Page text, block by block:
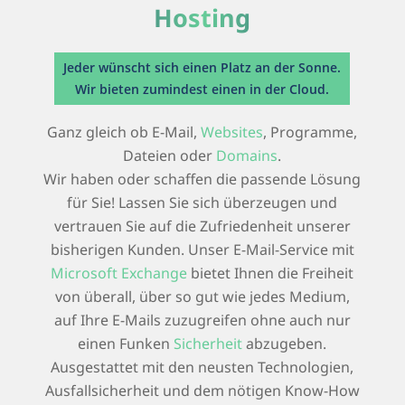
Hosting
Jeder wünscht sich einen Platz an der Sonne.
Wir bieten zumindest einen in der Cloud.
Ganz gleich ob E-Mail,Websites, Programme,
Dateien oder Domains.
Wir haben oder schaffen die passende Lösung
für Sie! Lassen Sie sich überzeugen und
vertrauen Sie auf die Zufriedenheit unserer
bisherigen Kunden. Unser E-Mail-Service mit
Microsoft Exchange bietet Ihnen die Freiheit
von überall, über so gut wie jedes Medium,
auf Ihre E-Mails zuzugreifen ohne auch nur
einen Funken Sicherheitabzugeben.
Ausgestattet mit den neusten Technologien,
Ausfallsicherheit und dem nötigen Know-How